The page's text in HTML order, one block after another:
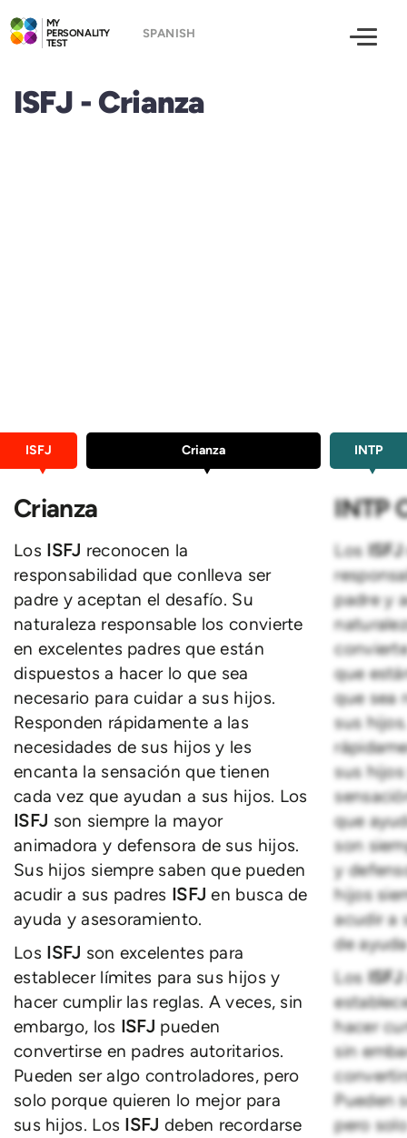
MY
PERSONALITY
TEST
ISFJ - Crianza
ISFJ Crianza INTP
Crianza
Los ISFJ reconocen la
responsabilidad que conlleva ser
padre y aceptan el desafío. Su
naturaleza responsable los convierte
en excelentes padres que están
dispuestos a hacer lo que sea
necesario para cuidar a sus hijos.
Responden rápidamente a las
necesidades de sus hijos y les
encanta la sensación que tienen
cada vez que ayudan a sus hijos. Los
ISFJ son siempre la mayor
animadora y defensora de sus hijos.
Sus hijos siempre saben que pueden
acudir a sus padres ISFJen busca de
ayuda y asesoramiento.
Los ISFJ son excelentes para
establecer límites para sus hijos y
hacer cumplir las reglas. A veces, sin
embargo, los ISFJ pueden
convertirse en padres autoritarios.
Pueden ser algo controladores, pero
solo porque quieren lo mejor para
sus hijos. Los ISFJ deben recordarse
INTP
Los ISFJ
padre y
que
que sea
sus
sus
que
son
y
hijos
acudir a
de
Los ISFJ
hacer
sin
Pueden
pero